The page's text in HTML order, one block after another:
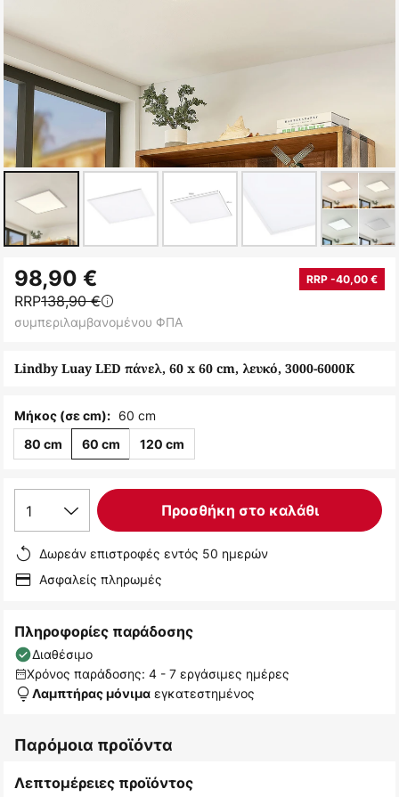
στην
αρχή
της
εικόνων
Lindby Luay LED πάνελ, 60 x 60 cm, λευκό, 3000-6000K
98,90 € RRP -40,00 €
RRP138,90 €
συμπεριλαμβανομένου ΦΠΑ
Μήκος (σε cm): 60 cm
80 cm 60 cm 120 cm
1 Προσθήκη στο καλάθι
Δωρεάν επιστροφές εντός 50 ημερών
Ασφαλείς πληρωμές
Πληροφορίες παράδοσης
Διαθέσιμο
Χρόνος παράδοσης: 4 - 7 εργάσιμες ημέρες
Λαμπτήρας μόνιμα εγκατεστημένος
Παρόμοια προϊόντα
Λεπτομέρειες προϊόντος